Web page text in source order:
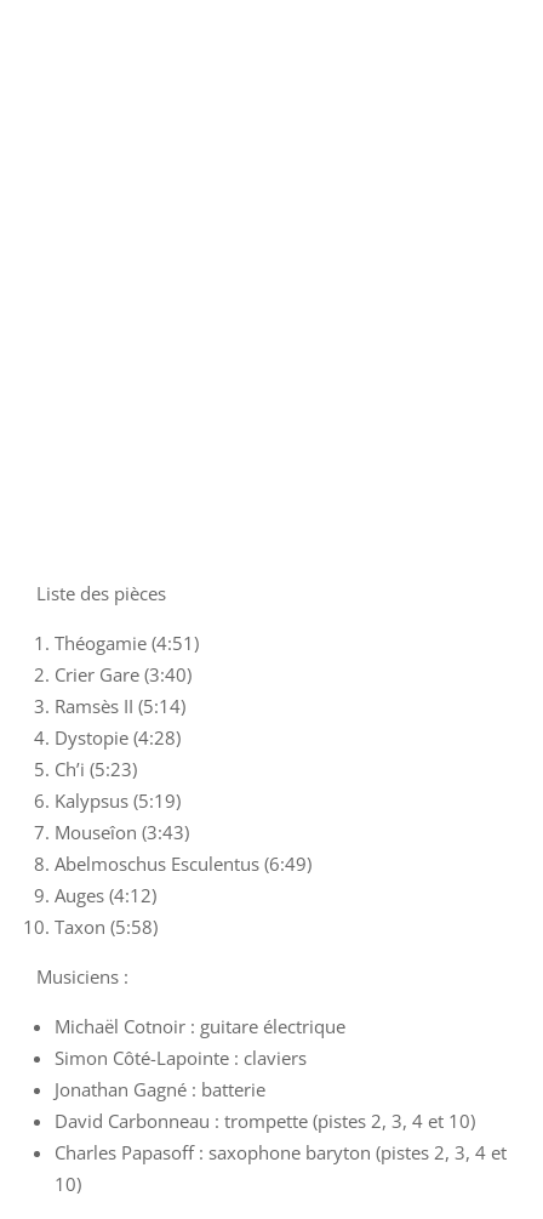
Liste des pièces
Théogamie (4:51)
Crier Gare (3:40)
Ramsès II (5:14)
Dystopie (4:28)
Ch’i (5:23)
Kalypsus (5:19)
Mouseîon (3:43)
Abelmoschus Esculentus (6:49)
Auges (4:12)
Taxon (5:58)
Musiciens :
Michaël Cotnoir : guitare électrique
Simon Côté-Lapointe : claviers
Jonathan Gagné : batterie
David Carbonneau : trompette (pistes 2, 3, 4 et 10)
Charles Papasoff : saxophone baryton (pistes 2, 3, 4 et
10)